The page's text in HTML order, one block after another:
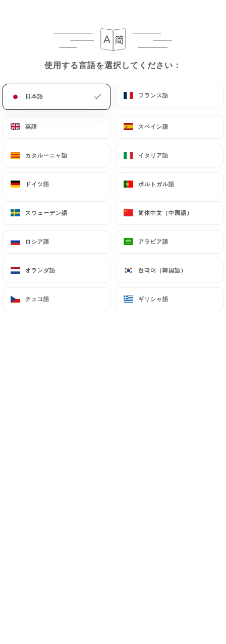
使用する言語を選択してください：
日本語 フランス語
英語 スペイン語
カタルーニャ語 イタリア語
ドイツ語 ポルトガル語
スウェーデン語 简体中文（中国語）
ロシア語 アラビア語
オランダ語 한국어（韓国語）
チェコ語 ギリシャ語
使用する言語を選択してください：
日本語 フランス語
英語 スペイン語
カタルーニャ語 イタリア語
ドイツ語 ポルトガル語
スウェーデン語 简体中文（中国語）
ロシア語 アラビア語
オランダ語 한국어（韓国語）
チェコ語 ギリシャ語